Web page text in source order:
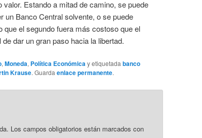
Estando a mitad de camino, se puede
un Banco Central solvente, o se puede
el segundo fuera más costoso que el
dar un gran paso hacia la libertad.
,Moneda, Política Económicay etiquetadabanco
Krause. Guardaenlace permanente.
Los campos obligatorios están marcados con